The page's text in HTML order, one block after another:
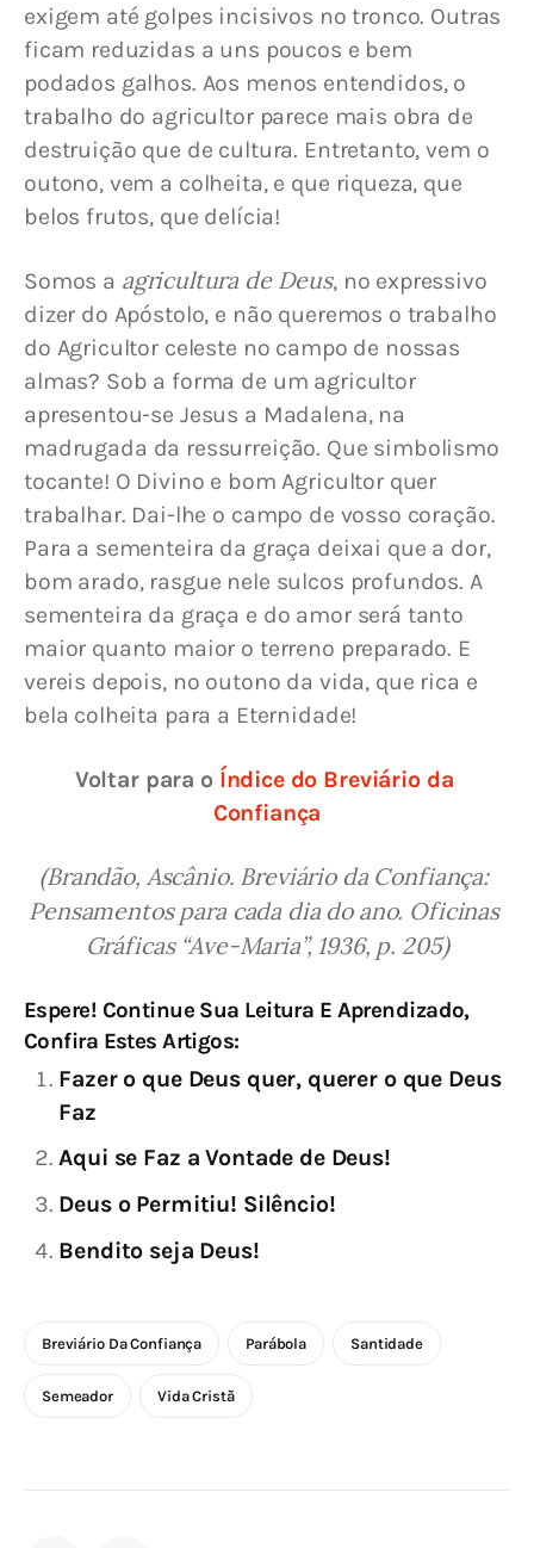
exigem até golpes incisivos no tronco. Outras
ficam reduzidas a uns poucos e bem
podados galhos. Aos menos entendidos, o
trabalho do agricultor parece mais obra de
destruição que de cultura. Entretanto, vem o
outono, vem a colheita, e que riqueza, que
belos frutos, que delícia!
Somos a agricultura de Deus, no expressivo
dizer do Apóstolo, e não queremos o trabalho
do Agricultor celeste no campo de nossas
almas? Sob a forma de um agricultor
apresentou-se Jesus a Madalena, na
madrugada da ressurreição. Que simbolismo
tocante! O Divino e bom Agricultor quer
trabalhar. Dai-lhe o campo de vosso coração.
Para a sementeira da graça deixai que a dor,
bom arado, rasgue nele sulcos profundos. A
sementeira da graça e do amor será tanto
maior quanto maior o terreno preparado. E
vereis depois, no outono da vida, que rica e
bela colheita para a Eternidade!
Voltar para o Índice do Breviário da
Confiança
(Brandão, Ascânio. Breviário da Confiança:
Pensamentos para cada dia do ano. Oficinas
Gráficas “Ave-Maria”, 1936, p. 205)
Espere! Continue Sua Leitura E Aprendizado,
Confira Estes Artigos:
Fazer o que Deus quer, querer o que Deus
Faz
Aqui se Faz a Vontade de Deus!
Deus o Permitiu! Silêncio!
Bendito seja Deus!
Breviário Da Confiança Parábola Santidade
Semeador Vida Cristã